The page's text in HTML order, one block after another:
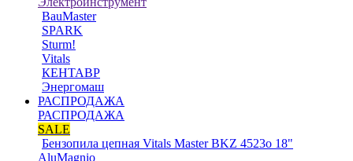
BauMaster
SPARK
Sturm!
Vitals
КЕНТАВР
Энергомаш
РАСПРОДАЖА
РАСПРОДАЖА
SALE
Бензопила цепная Vitals Master BKZ 4523o 18"
AluMagnio